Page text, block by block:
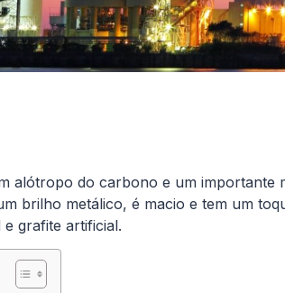
alótropo do carbono e um importante
brilho metálico, é macio e tem um
grafite artificial.